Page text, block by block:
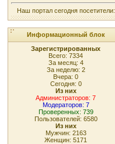
Наш портал сегодня посетители:
Информационный блок
Зарегистрированных
Всего: 7334
За месяц: 4
За неделю: 2
Вчера: 0
Сегодня: 0
Из них
Администраторов: 7
Модераторов: 7
Проверенных: 739
Пользователей: 6580
Из них
Мужчин: 2163
Женщин: 5171